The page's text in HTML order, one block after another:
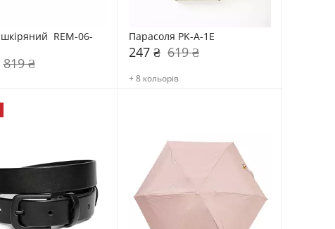
REM-06-
819 ₴
Парасоля PK-A-1Е
247 ₴ 619 ₴
+ 8 кольорів